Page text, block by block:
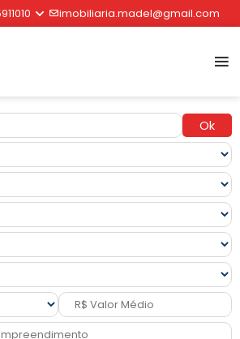
imobiliaria.madel@gmail.com
Ok